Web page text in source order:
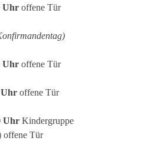
Uhr offene Tür
Uhr offene Tür
Uhr offene Tür
Uhr Kindergruppe
offene Tür